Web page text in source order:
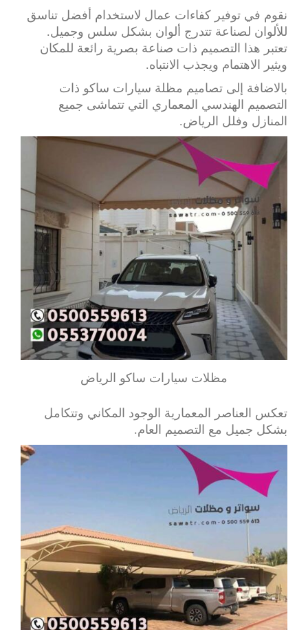
نقوم في توفير كفاءات عمال لاستخدام أفضل تناسق
للألوان لصناعة تتدرج ألوان بشكل سلس وجميل.
تعتبر هذا التصميم ذات صناعة بصرية رائعة للمكان
ويثير الاهتمام ويجذب الانتباه.
بالاضافة إلى تصاميم مظلة سيارات ساكو ذات
التصميم الهندسي المعماري التي تتماشى جميع
المنازل وفلل الرياض.
مظلات سيارات ساكو الرياض
تعكس العناصر المعمارية الوجود المكاني وتتكامل
بشكل جميل مع التصميم العام.